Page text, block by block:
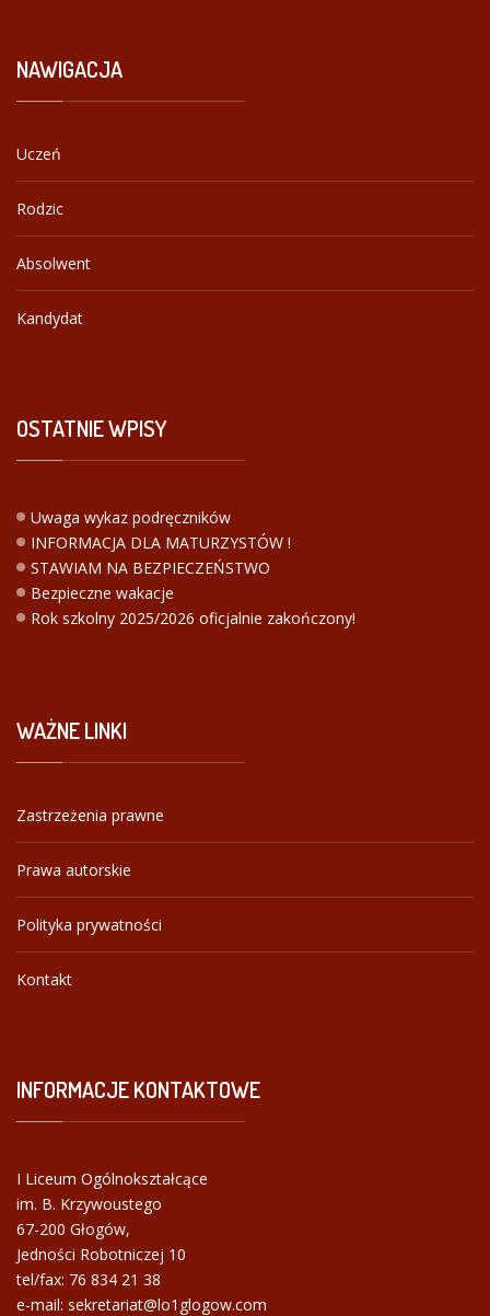
NAWIGACJA
Uczeń
Rodzic
Absolwent
Kandydat
OSTATNIEWPISY
Uwaga wykaz podręczników
INFORMACJA DLA MATURZYSTÓW !
STAWIAM NA BEZPIECZEŃSTWO
Bezpieczne wakacje
Rok szkolny 2025/2026 oficjalnie zakończony!
WAŻNELINKI
Zastrzeżenia prawne
Prawa autorskie
Polityka prywatności
Kontakt
INFORMACJEKONTAKTOWE
I Liceum Ogólnokształcące
im. B. Krzywoustego
67-200 Głogów,
Jedności Robotniczej 10
tel/fax: 76 834 21 38
e-mail: sekretariat@lo1glogow.com